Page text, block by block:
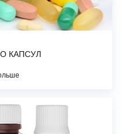
КАПСУЛ